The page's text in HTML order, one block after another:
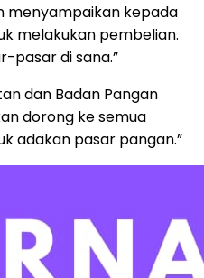
menyampaikan kepada
melakukan pembelian.
pasar di sana.”
dan Badan Pangan
dorong ke semua
adakan pasar pangan.”